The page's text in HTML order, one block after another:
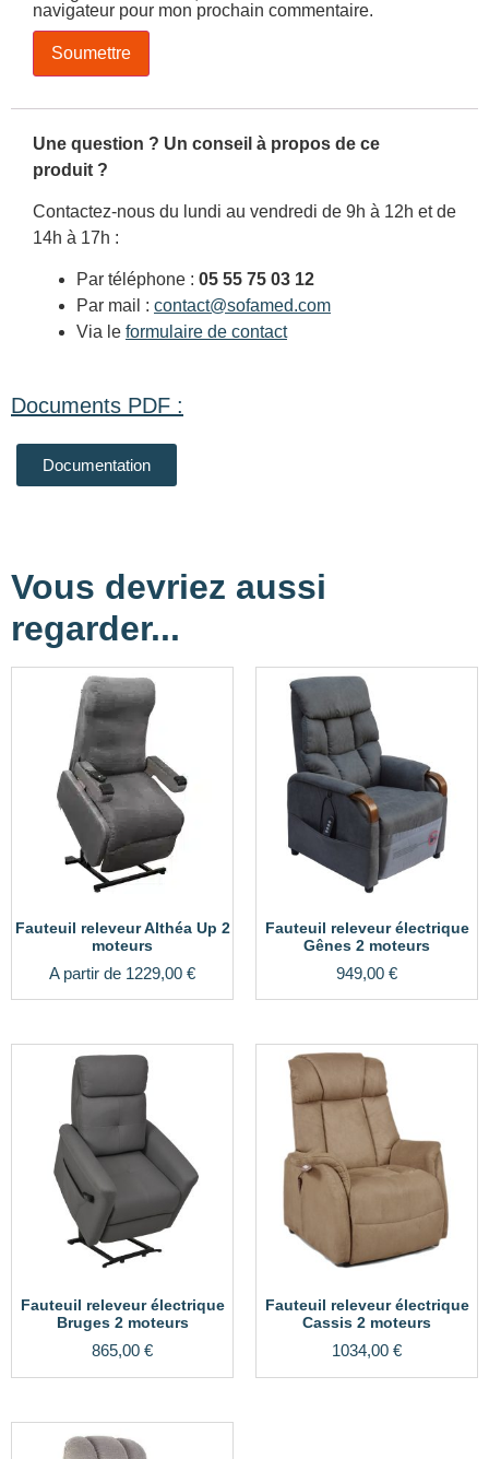
navigateur pour mon prochain commentaire.
Une question ? Un conseil à propos de ce
produit ?
Contactez-nous du lundi au vendredi de 9h à 12h et de
14h à 17h :
Par téléphone : 05 55 75 03 12
Par mail : contact@sofamed.com
Via le formulaire de contact
Documents PDF :
Documentation
Vous devriez aussi
regarder...
Fauteuil releveur Althéa Up 2
moteurs
A partir de 1229,00 €
Fauteuil releveur électrique
Gênes 2 moteurs
949,00 €
Fauteuil releveur électrique
Bruges 2 moteurs
865,00 €
Fauteuil releveur électrique
Cassis 2 moteurs
1034,00 €